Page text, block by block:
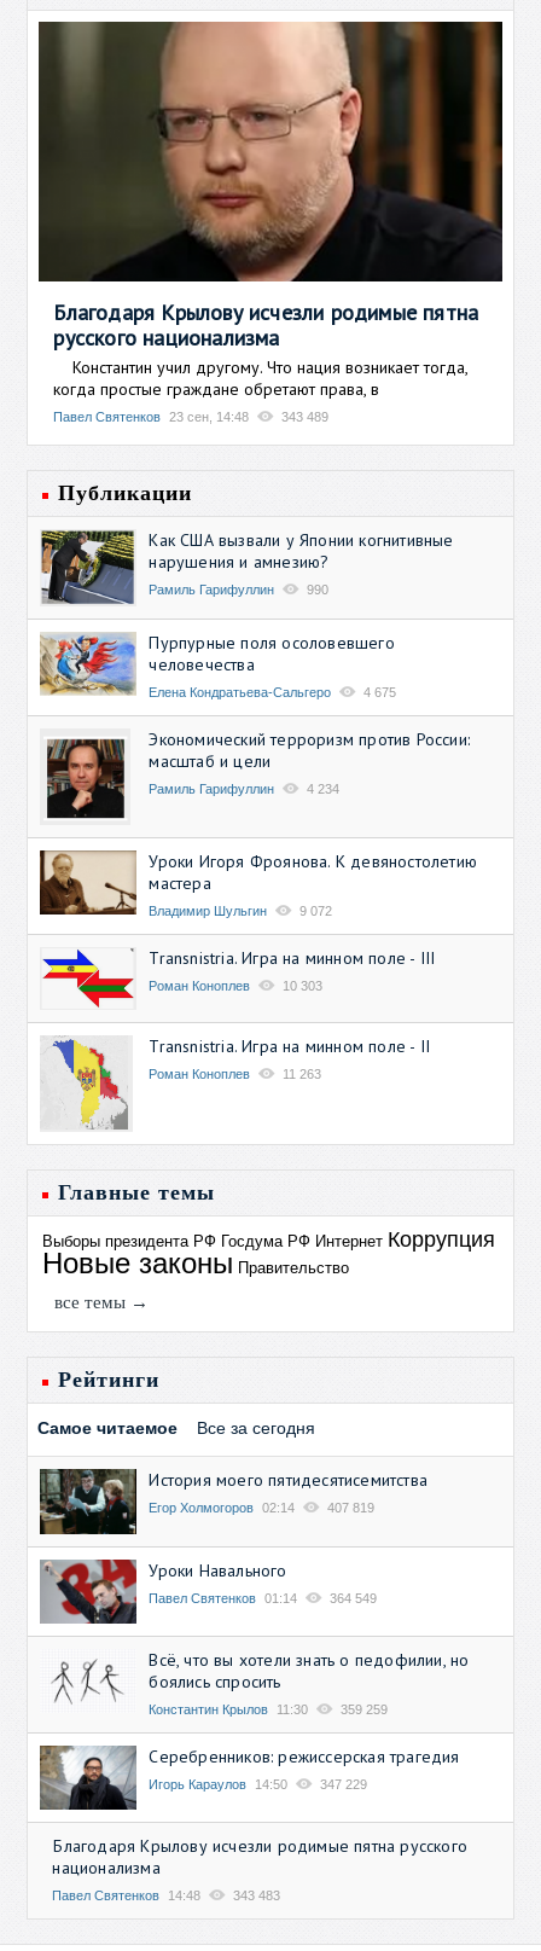
Благодаря Крылову исчезли родимые пятна
русского национализма
Константин учил другому. Что нация возникает тогда,
когда простые граждане обретают права, в
Павел Святенков 23 сен, 14:48 343 489
Публикации
Как США вызвали у Японии когнитивные
нарушения и амнезию?
Рамиль Гарифуллин 990
Пурпурные поля осоловевшего
человечества
Елена Кондратьева-Сальгеро 4 675
Экономический терроризм против России:
масштаб и цели
Рамиль Гарифуллин 4 234
Уроки Игоря Фроянова. К девяностолетию
мастера
Владимир Шульгин 9 072
Transnistria. Игра на минном поле - III
Роман Коноплев 10 303
Transnistria. Игра на минном поле - II
Роман Коноплев 11 263
Главные темы
Выборы президента РФ Госдума РФ Интернет Коррупция
Новые законы Правительство
все темы →
Рейтинги
Самое читаемое Все за сегодня
История моего пятидесятисемитства
Егор Холмогоров 02:14 407 819
Уроки Навального
Павел Святенков 01:14 364 549
Всё, что вы хотели знать о педофилии, но
боялись спросить
Константин Крылов 11:30 359 259
Серебренников: режиссерская трагедия
Игорь Караулов 14:50 347 229
Благодаря Крылову исчезли родимые пятна русского
национализма
Павел Святенков 14:48 343 483